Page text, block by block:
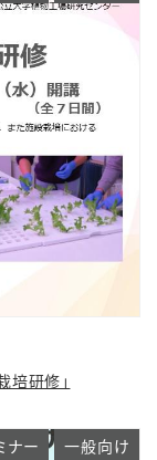
培研修」
ナー 一般向け